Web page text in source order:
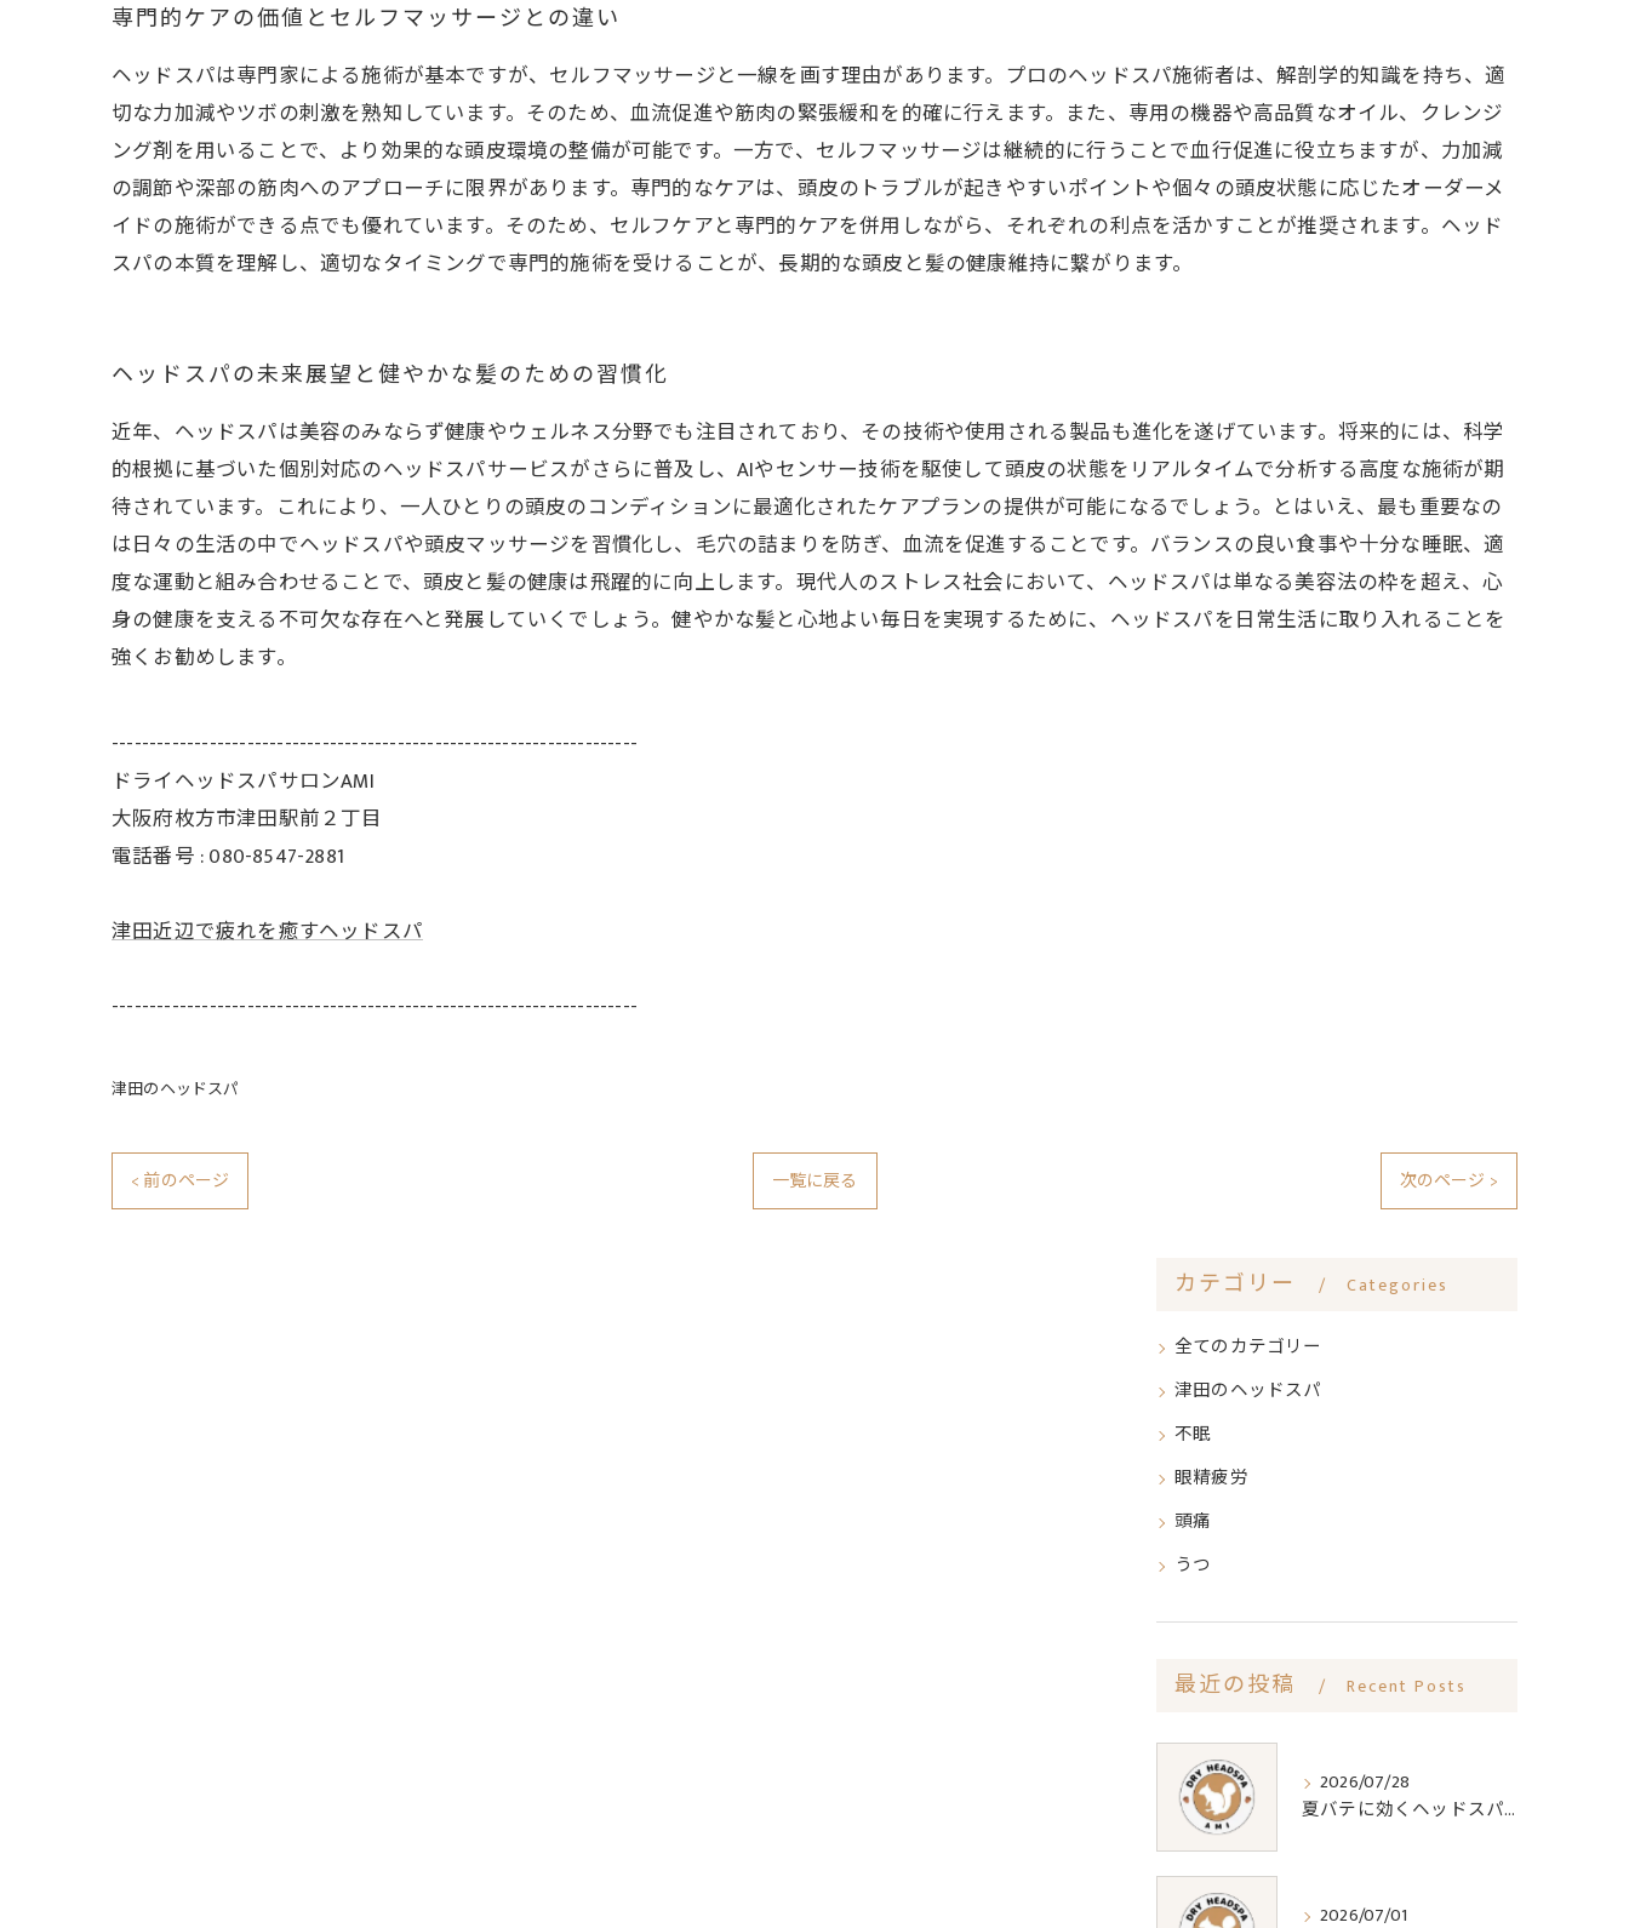
専門的ケアの価値とセルフマッサージとの違い
ヘッドスパは専門家による施術が基本ですが、セルフマッサージと一線を画す理由があります。プロのヘッドスパ施術者は、解剖学的知識を持ち、適
切な力加減やツボの刺激を熟知しています。そのため、血流促進や筋肉の緊張緩和を的確に行えます。また、専用の機器や高品質なオイル、クレンジ
ング剤を用いることで、より効果的な頭皮環境の整備が可能です。一方で、セルフマッサージは継続的に行うことで血行促進に役立ちますが、力加減
の調節や深部の筋肉へのアプローチに限界があります。専門的なケアは、頭皮のトラブルが起きやすいポイントや個々の頭皮状態に応じたオーダーメ
イドの施術ができる点でも優れています。そのため、セルフケアと専門的ケアを併用しながら、それぞれの利点を活かすことが推奨されます。ヘッド
スパの本質を理解し、適切なタイミングで専門的施術を受けることが、長期的な頭皮と髪の健康維持に繋がります。
ヘッドスパの未来展望と健やかな髪のための習慣化
近年、ヘッドスパは美容のみならず健康やウェルネス分野でも注目されており、その技術や使用される製品も進化を遂げています。将来的には、科学
的根拠に基づいた個別対応のヘッドスパサービスがさらに普及し、AIやセンサー技術を駆使して頭皮の状態をリアルタイムで分析する高度な施術が期
待されています。これにより、一人ひとりの頭皮のコンディションに最適化されたケアプランの提供が可能になるでしょう。とはいえ、最も重要なの
は日々の生活の中でヘッドスパや頭皮マッサージを習慣化し、毛穴の詰まりを防ぎ、血流を促進することです。バランスの良い食事や十分な睡眠、適
度な運動と組み合わせることで、頭皮と髪の健康は飛躍的に向上します。現代人のストレス社会において、ヘッドスパは単なる美容法の枠を超え、心
身の健康を支える不可欠な存在へと発展していくでしょう。健やかな髪と心地よい毎日を実現するために、ヘッドスパを日常生活に取り入れることを
強くお勧めします。
----------------------------------------------------------------------
ドライヘッドスパサロンAMI
大阪府枚方市津田駅前２丁目
電話番号 : 080-8547-2881
津田近辺で疲れを癒すヘッドスパ
----------------------------------------------------------------------
津田のヘッドスパ
< 前のページ 一覧に戻る 次のページ >
カテゴリー Categories
全てのカテゴリー
津田のヘッドスパ
不眠
眼精疲労
頭痛
うつ
最近の投稿 Recent Posts
2026/07/28
夏バテに効くヘッドスパの疲労回復効果
2026/07/01